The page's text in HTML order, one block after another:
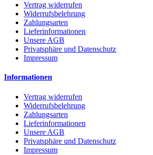
Vertrag widerrufen
Widerrufsbelehrung
Zahlungsarten
Lieferinformationen
Unsere AGB
Privatsphäre und Datenschutz
Impressum
Informationen
Vertrag widerrufen
Widerrufsbelehrung
Zahlungsarten
Lieferinformationen
Unsere AGB
Privatsphäre und Datenschutz
Impressum